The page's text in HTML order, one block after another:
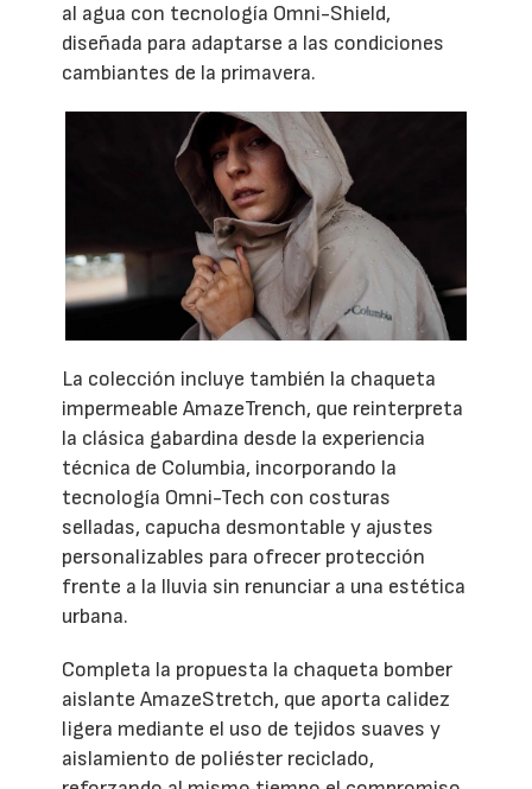
al agua con tecnología Omni-Shield,
diseñada para adaptarse a las condiciones
cambiantes de la primavera.
La colección incluye también la chaqueta
impermeable AmazeTrench, que reinterpreta
la clásica gabardina desde la experiencia
técnica de Columbia, incorporando la
tecnología Omni-Tech con costuras
selladas, capucha desmontable y ajustes
personalizables para ofrecer protección
frente a la lluvia sin renunciar a una estética
urbana.
Completa la propuesta la chaqueta bomber
aislante AmazeStretch, que aporta calidez
ligera mediante el uso de tejidos suaves y
aislamiento de poliéster reciclado,